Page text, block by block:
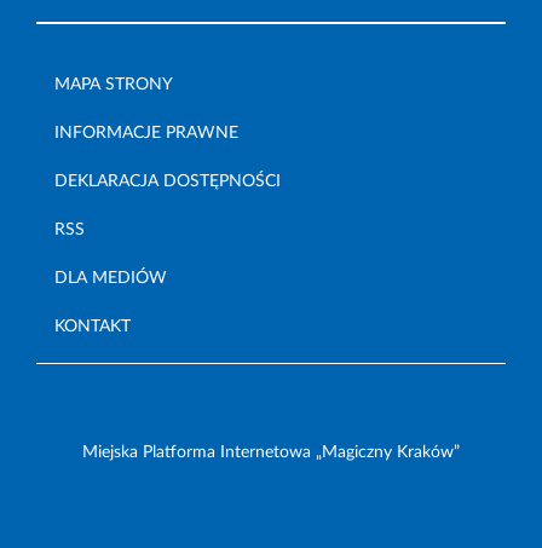
MAPA STRONY
INFORMACJE PRAWNE
DEKLARACJA DOSTĘPNOŚCI
RSS
DLA MEDIÓW
KONTAKT
Miejska Platforma Internetowa „Magiczny Kraków”